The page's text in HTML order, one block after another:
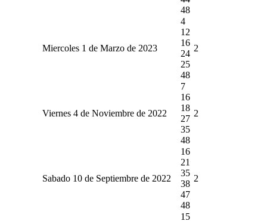
48
Miercoles 1 de Marzo de 2023
4
12
16
24
25
48
2
Viernes 4 de Noviembre de 2022
7
16
18
27
35
48
2
Sabado 10 de Septiembre de 2022
16
21
35
38
47
48
2
15